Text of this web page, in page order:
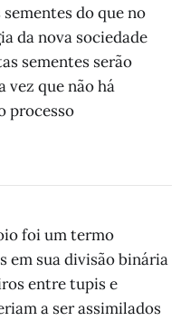
do que no
da nova sociedade
sementes serão
vez que não há
processo
foi um termo
em sua divisão binária
entre tupis e
a ser assimilados